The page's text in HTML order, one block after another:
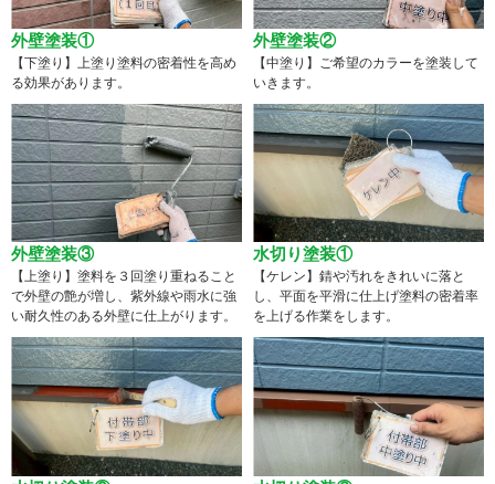
外壁塗装①
【下塗り】上塗り塗料の密着性を高め
る効果があります。
外壁塗装②
【中塗り】ご希望のカラーを塗装して
いきます。
外壁塗装③
【上塗り】塗料を３回塗り重ねること
で外壁の艶が増し、紫外線や雨水に強
い耐久性のある外壁に仕上がります。
水切り塗装①
【ケレン】錆や汚れをきれいに落と
し、平面を平滑に仕上げ塗料の密着率
を上げる作業をします。